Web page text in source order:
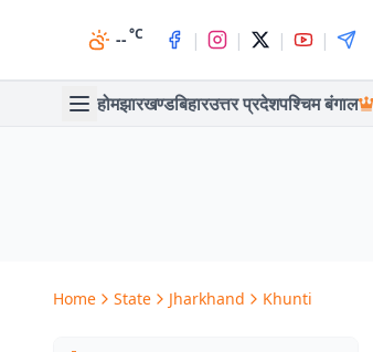
--°C | | | |
होमझारखण्डबिहारउत्तर प्रदेशपश्चिम बंगाल
Home State Jharkhand Khunti